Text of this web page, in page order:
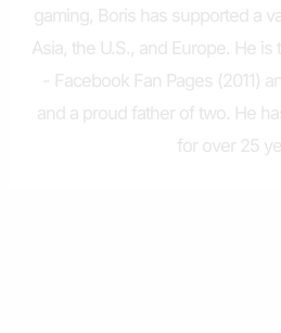
gaming, Boris has supported a
Asia, the U.S., and Europe. He
- Facebook Fan Pages (2011)
and a proud father of two. He
for over 25